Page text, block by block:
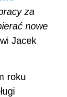
za
nowe
Jacek
roku